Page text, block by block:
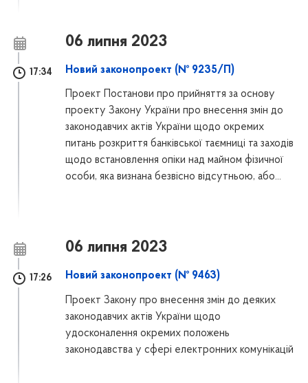
06 липня 2023
17:34 Новий законопроект (№ 9235/П)
Проект Постанови про прийняття за основу
проекту Закону України про внесення змін до
законодавчих актів України щодо окремих
питань розкриття банківської таємниці та заходів
щодо встановлення опіки над майном фізичної
особи, яка визнана безвісно відсутньою, або...
06 липня 2023
17:26 Новий законопроект (№ 9463)
Проект Закону про внесення змін до деяких
законодавчих актів України щодо
удосконалення окремих положень
законодавства у сфері електронних комунікацій